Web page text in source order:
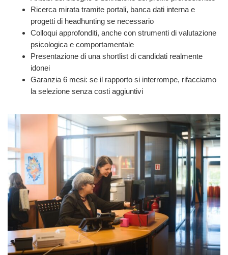
Ricerca mirata tramite portali, banca dati interna e
progetti di headhunting se necessario
Colloqui approfonditi, anche con strumenti di valutazione
psicologica e comportamentale
Presentazione di una shortlist di candidati realmente
idonei
Garanzia 6 mesi: se il rapporto si interrompe, rifacciamo
la selezione senza costi aggiuntivi